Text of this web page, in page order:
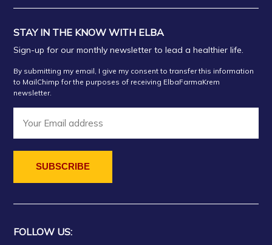
STAY IN THE KNOW WITH ELBA
Sign-up for our monthly newsletter to lead a healthier life.
By submitting my email, I give my consent to transfer this information
to MailChimp for the purposes of receiving ElbaFarmaKrem
newsletter.
FOLLOW US: